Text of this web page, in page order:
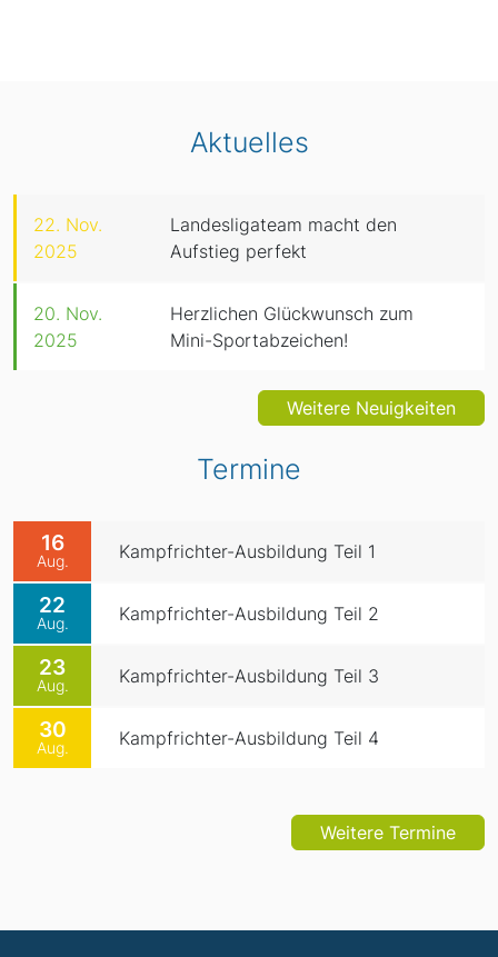
Aktuelles
22. Nov.
2025
Landesligateam macht den
Aufstieg perfekt
20. Nov.
2025
Herzlichen Glückwunsch zum
Mini-Sportabzeichen!
Weitere Neuigkeiten
Termine
16
Aug. Kampfrichter-Ausbildung Teil 1
22
Aug. Kampfrichter-Ausbildung Teil 2
23
Aug. Kampfrichter-Ausbildung Teil 3
30
Aug. Kampfrichter-Ausbildung Teil 4
Weitere Termine